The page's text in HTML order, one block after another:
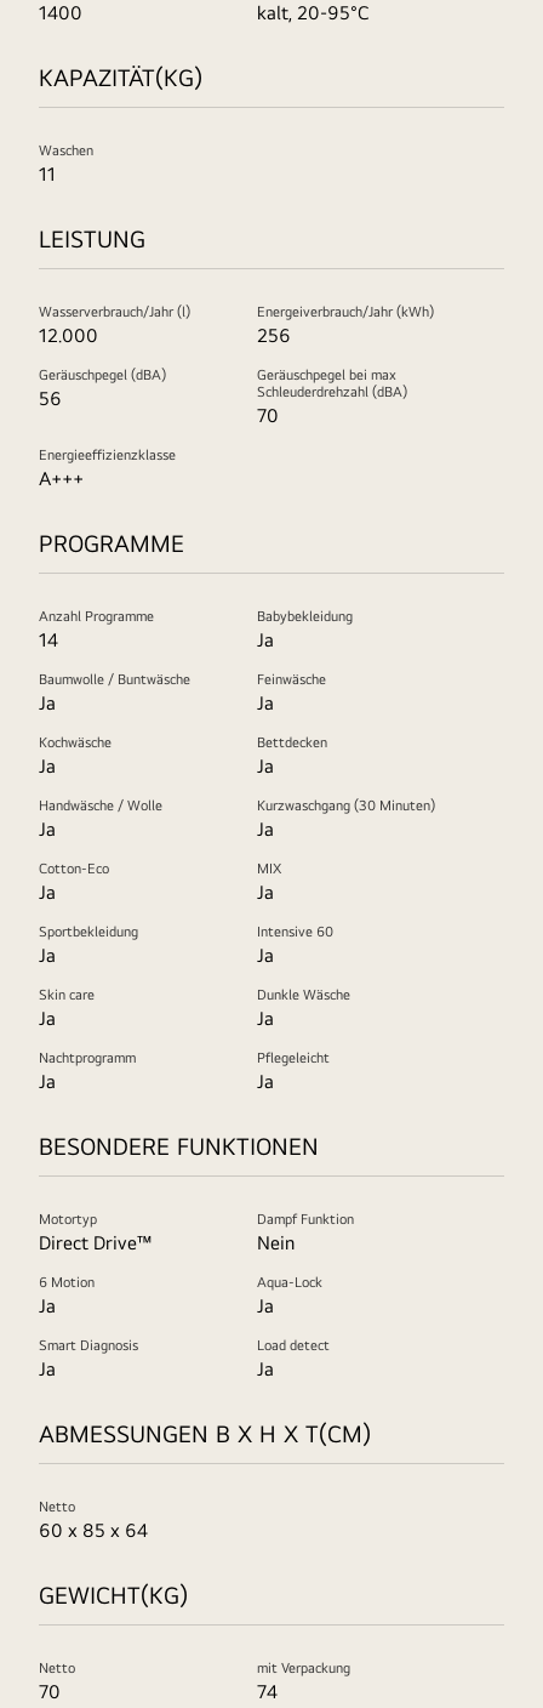
1400 kalt, 20-95°C
KAPAZITÄT(KG)
Waschen
11
LEISTUNG
Wasserverbrauch/Jahr (l)
12.000
Energeiverbrauch/Jahr (kWh)
256
Geräuschpegel (dBA)
56
Geräuschpegel bei max
Schleuderdrehzahl (dBA)
70
Energieeffizienzklasse
A+++
PROGRAMME
Anzahl Programme
14
Babybekleidung
Ja
Baumwolle / Buntwäsche
Ja
Feinwäsche
Ja
Kochwäsche
Ja
Bettdecken
Ja
Handwäsche / Wolle
Ja
Kurzwaschgang (30 Minuten)
Ja
Cotton-Eco
Ja
MIX
Ja
Sportbekleidung
Ja
Intensive 60
Ja
Skin care
Ja
Dunkle Wäsche
Ja
Nachtprogramm
Ja
Pflegeleicht
Ja
BESONDERE FUNKTIONEN
Motortyp
Direct Drive™
Dampf Funktion
Nein
6 Motion
Ja
Aqua-Lock
Ja
Smart Diagnosis
Ja
Load detect
Ja
ABMESSUNGEN B X H X T(CM)
Netto
60 x 85 x 64
GEWICHT(KG)
Netto
70
mit Verpackung
74